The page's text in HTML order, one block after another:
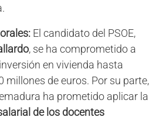
El candidato del PSOE,
, se ha comprometido a
en vivienda hasta
millones de euros. Por su parte,
ha prometido aplicar la
de los docentes